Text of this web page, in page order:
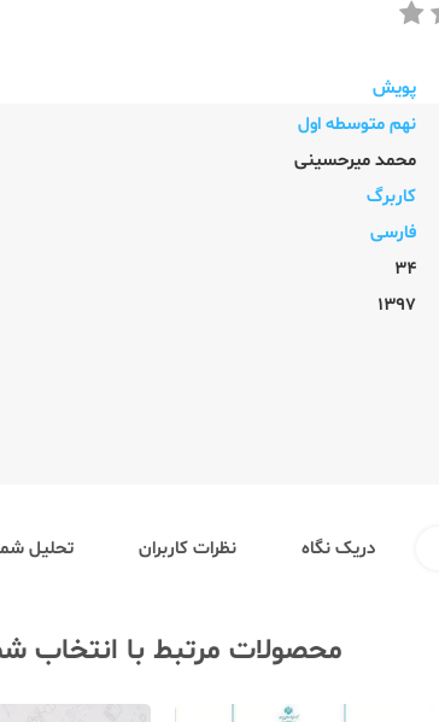
پویش
نهم متوسطه اول
محمد میرحسینی
کاربرگ
فارسی
34
1397
دریک نگاه نظرات کاربران تحلیل
محصولات مرتبط با انتخاب